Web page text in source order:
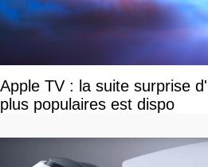
Apple TV : la suite surprise
plus populaires est dispo